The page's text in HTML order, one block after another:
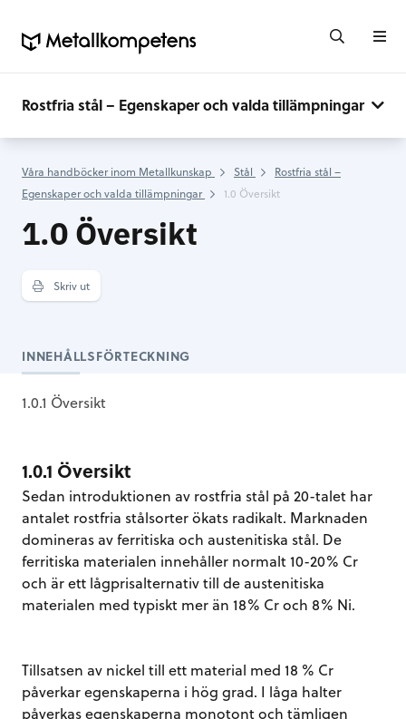
Rostfria stål – Egenskaper och valda tillämpningar
Våra handböcker inom Metallkunskap Stål
Rostfria stål –
Egenskaper och valda tillämpningar
1.0 Översikt
1.0 Översikt
Skriv ut
INNEHÅLLSFÖRTECKNING
1.0.1 Översikt
1.0.1 Översikt
Sedan introduktionen av rostfria stål på 20-talet har
antalet rostfria stålsorter ökats radikalt. Marknaden
domineras av ferritiska och austenitiska stål. De
ferritiska materialen innehåller normalt 10-20% Cr
och är ett lågprisalternativ till de austenitiska
materialen med typiskt mer än 18% Cr och 8% Ni.
Tillsatsen av nickel till ett material med 18 % Cr
påverkar egenskaperna i hög grad. I låga halter
påverkas egenskaperna monotont och tämligen